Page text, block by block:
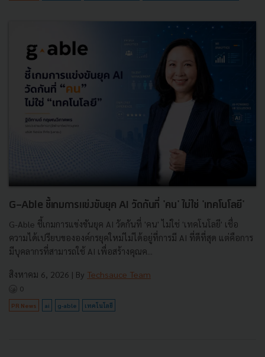
G-Able ชี้เกมการแข่งขันยุค AI วัดกันที่ 'คน' ไม่ใช่ 'เทคโนโลยี'
G-Able ชี้เกมการแข่งขันยุค AI วัดกันที่ 'คน' ไม่ใช่ 'เทคโนโลยี' เชื่อ
ความได้เปรียบขององค์กรยุคใหม่ไม่ได้อยู่ที่การมี AI ที่ดีที่สุด แต่คือการ
มีบุคลากรที่สามารถใช้ AI เพื่อสร้างคุณค...
สิงหาคม 6, 2026 | By Techsauce Team
0
PR News ai g-able เทคโนโลยี